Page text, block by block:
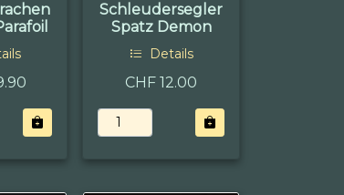
Schleudersegler
Spatz Demon
Details
CHF 12.00